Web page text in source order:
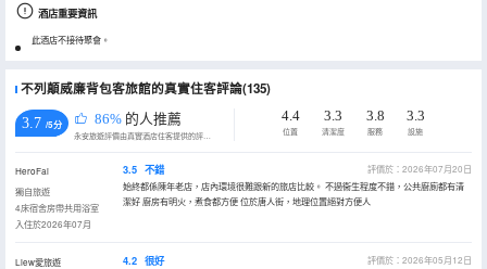
酒店重要資訊
此酒店不接待聚會。
不列顛威廉背包客旅館的真實住客評論(135)
3.7 /5分 86% 的人推薦
永安旅遊評價由真實酒店住客提供的評價。
4.4
位置
3.3
清潔度
3.8
服務
3.3
設施
HeroFai
獨自旅遊
4床宿舍房帶共用浴室
入住於2026年07月
3.5 不錯
評價於：2026年07月20日
始終都係陳年老店，店內環境很難跟新的旅店比較。 不過衞生程度不錯，公共廚廁都有清
潔好 廚房有明火，煮食都方便 位於唐人街，地理位置絕對方便人
Liew愛旅遊
4.2 很好
評價於：2026年05月12日